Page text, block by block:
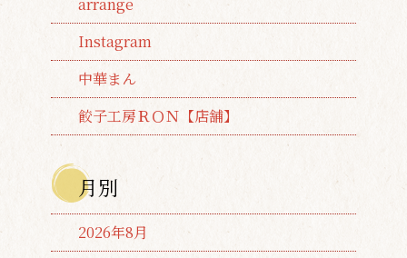
arrange
Instagram
中華まん
餃子工房ＲＯＮ【店舗】
月別
2026年8月